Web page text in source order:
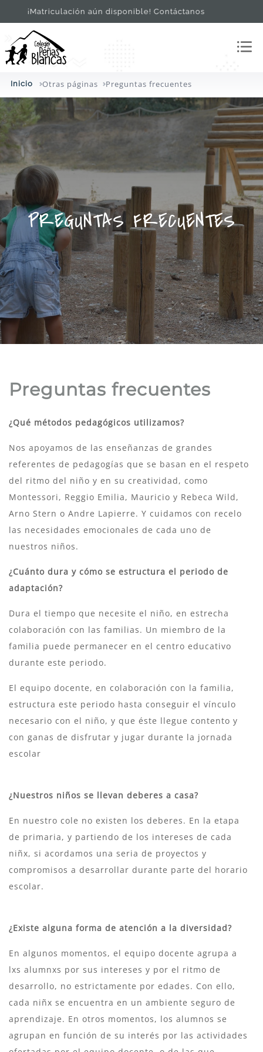
¡Matriculación aún disponible! Contáctanos
Inicio Otras páginas Preguntas frecuentes
PREGUNTAS FRECUENTES
Preguntas frecuentes
¿Qué métodos pedagógicos utilizamos?
Nos apoyamos de las enseñanzas de grandes
referentes de pedagogías que se basan en el respeto
del ritmo del niño y en su creatividad, como
Montessori, Reggio Emilia, Mauricio y Rebeca Wild,
Arno Stern o Andre Lapierre. Y cuidamos con recelo
las necesidades emocionales de cada uno de
nuestros niños.
¿Cuánto dura y cómo se estructura el periodo de
adaptación?
Dura el tiempo que necesite el niño, en estrecha
colaboración con las familias. Un miembro de la
familia puede permanecer en el centro educativo
durante este periodo.
El equipo docente, en colaboración con la familia,
estructura este periodo hasta conseguir el vínculo
necesario con el niño, y que éste llegue contento y
con ganas de disfrutar y jugar durante la jornada
escolar
¿Nuestros niños se llevan deberes a casa?
En nuestro cole no existen los deberes. En la etapa
de primaria, y partiendo de los intereses de cada
niñx, si acordamos una seria de proyectos y
compromisos a desarrollar durante parte del horario
escolar.
¿Existe alguna forma de atención a la diversidad?
En algunos momentos, el equipo docente agrupa a
lxs alumnxs por sus intereses y por el ritmo de
desarrollo, no estrictamente por edades. Con ello,
cada niñx se encuentra en un ambiente seguro de
aprendizaje. En otros momentos, los alumnos se
agrupan en función de su interés por las actividades